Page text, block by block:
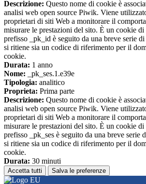
Descrizione: Questo nome di cookie è
analisi web open source Piwik. Viene
proprietari di siti Web a monitorare il
misurare le prestazioni del sito. È un cookie
prefisso _pk_id è seguito da una breve serie
si ritiene sia un codice di riferimento per il
cookie.
Durata: 1 anno
Nome: _pk_ses.1.e39e
Tipologia: analitico
Proprieta: Prima parte
Descrizione: Questo nome di cookie è
analisi web open source Piwik. Viene
proprietari di siti Web a monitorare il
misurare le prestazioni del sito. È un cookie
prefisso _pk_ses è seguito da una breve serie
si ritiene sia un codice di riferimento per il
cookie.
Durata: 30 minuti
Accetta tutti Salva le preferenze